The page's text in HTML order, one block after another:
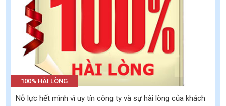
100% HÀI LÒNG
Nỗ lực hết mình vì uy tín công ty và sự hài lòng của khách